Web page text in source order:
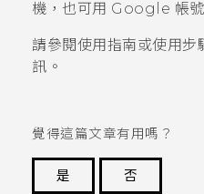
機，也可用 Google 帳
請參閱使用指南或使用步
訊。
覺得這篇文章有用嗎？
是
否